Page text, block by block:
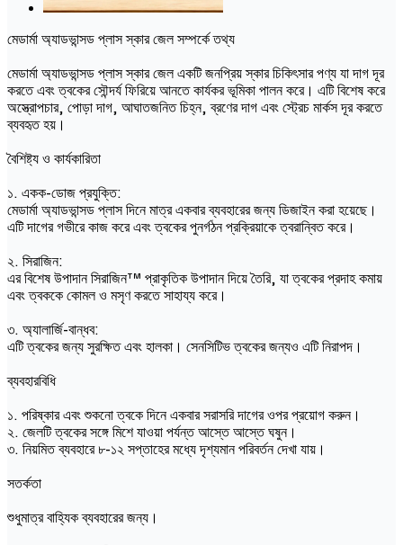
মেডার্মা অ্যাডভান্সড প্লাস স্কার জেল সম্পর্কে তথ্য
মেডার্মা অ্যাডভান্সড প্লাস স্কার জেল একটি জনপ্রিয় স্কার চিকিৎসার পণ্য যা দাগ দূর
করতে এবং ত্বকের সৌন্দর্য ফিরিয়ে আনতে কার্যকর ভূমিকা পালন করে। এটি বিশেষ করে
অস্ত্রোপচার, পোড়া দাগ, আঘাতজনিত চিহ্ন, ব্রণের দাগ এবং স্ট্রেচ মার্কস দূর করতে
ব্যবহৃত হয়।
বৈশিষ্ট্য ও কার্যকারিতা
১. একক-ডোজ প্রযুক্তি:
মেডার্মা অ্যাডভান্সড প্লাস দিনে মাত্র একবার ব্যবহারের জন্য ডিজাইন করা হয়েছে।
এটি দাগের গভীরে কাজ করে এবং ত্বকের পুনর্গঠন প্রক্রিয়াকে ত্বরান্বিত করে।
২. সিরাজিন:
এর বিশেষ উপাদান সিরাজিন™ প্রাকৃতিক উপাদান দিয়ে তৈরি, যা ত্বকের প্রদাহ কমায়
এবং ত্বককে কোমল ও মসৃণ করতে সাহায্য করে।
৩. অ্যালার্জি-বান্ধব:
এটি ত্বকের জন্য সুরক্ষিত এবং হালকা। সেনসিটিভ ত্বকের জন্যও এটি নিরাপদ।
ব্যবহারবিধি
১. পরিষ্কার এবং শুকনো ত্বকে দিনে একবার সরাসরি দাগের ওপর প্রয়োগ করুন।
২. জেলটি ত্বকের সঙ্গে মিশে যাওয়া পর্যন্ত আস্তে আস্তে ঘষুন।
৩. নিয়মিত ব্যবহারে ৮-১২ সপ্তাহের মধ্যে দৃশ্যমান পরিবর্তন দেখা যায়।
সতর্কতা
শুধুমাত্র বাহ্যিক ব্যবহারের জন্য।